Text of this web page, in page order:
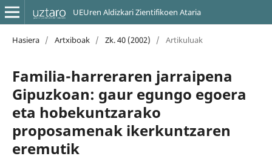
UEUren Aldizkari Zientifikoen Ataria
Hasiera / Artxiboak / Zk. 40 (2002) / Artikuluak
Familia-harreraren jarraipena
Gipuzkoan: gaur egungo egoera
eta hobekuntzarako
proposamenak ikerkuntzaren
eremutik